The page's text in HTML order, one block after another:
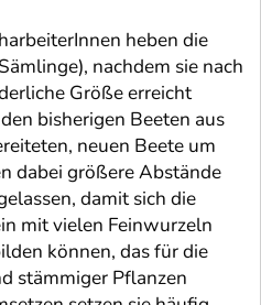
heben die
nachdem sie nach
Größe erreicht
bisherigen Beeten aus
neuen Beete um
dabei größere Abstände
damit sich die
mit vielen Feinwurzeln
können, das für die
stämmiger Pflanzen